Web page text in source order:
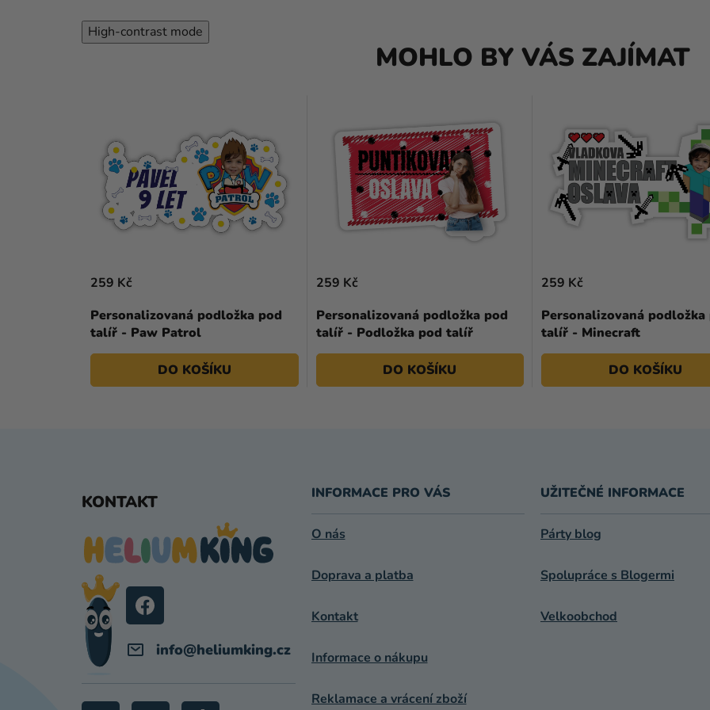
High-contrast mode
MOHLO BY VÁS ZAJÍMAT
Personalizovaná podložka pod
talíř - Paw Patrol
259 Kč
DO KOŠÍKU
Personalizovaná podložka pod
talíř - Podložka pod talíř
259 Kč
DO KOŠÍKU
Personalizovaná podložka
talíř - Minecraft
259 Kč
DO KOŠÍKU
KONTAKT
info@heliumking.cz
INFORMACE PRO VÁS
O nás
Doprava a platba
Kontakt
Informace o nákupu
Reklamace a vrácení zboží
UŽITEČNÉ INFORMACE
Párty blog
Spolupráce s Blogermi
Velkoobchod